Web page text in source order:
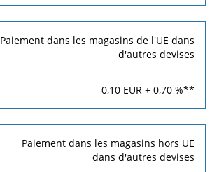
Paiement dans les magasins de l'UE dans
d'autres devises
0,10 EUR + 0,70 %**
Paiement dans les magasins hors UE
dans d'autres devises